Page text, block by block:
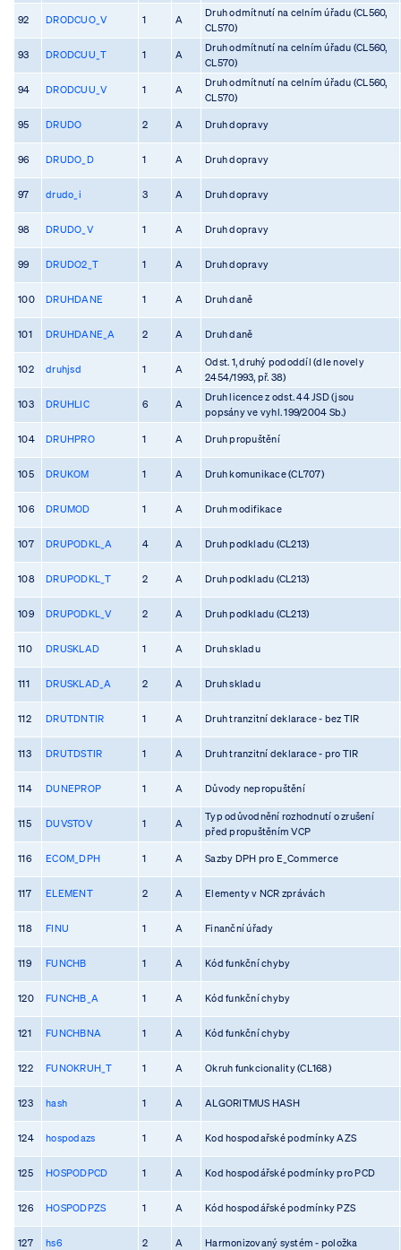
92 DRODCUO_V 1 A
Druh odmítnutí na celním úřadu (CL560,
CL570)
93 DRODCUU_T 1 A
Druh odmítnutí na celním úřadu (CL560,
CL570)
94 DRODCUU_V 1 A
Druh odmítnutí na celním úřadu (CL560,
CL570)
95 DRUDO 2 A Druh dopravy
96 DRUDO_D 1 A Druh dopravy
97 drudo_i 3 A Druh dopravy
98 DRUDO_V 1 A Druh dopravy
99 DRUDO2_T 1 A Druh dopravy
100 DRUHDANE 1 A Druh daně
101 DRUHDANE_A 2 A Druh daně
102 druhjsd 1 A
Odst. 1, druhý pododdíl (dle novely
2454/1993, př. 38)
103 DRUHLIC 6 A
Druh licence z odst. 44 JSD (jsou
popsány ve vyhl. 199/2004 Sb.)
104 DRUHPRO 1 A Druh propuštění
105 DRUKOM 1 A Druh komunikace (CL707)
106 DRUMOD 1 A Druh modifikace
107 DRUPODKL_A 4 A Druh podkladu (CL213)
108 DRUPODKL_T 2 A Druh podkladu (CL213)
109 DRUPODKL_V 2 A Druh podkladu (CL213)
110 DRUSKLAD 1 A Druh skladu
111 DRUSKLAD_A 2 A Druh skladu
112 DRUTDNTIR 1 A Druh tranzitní deklarace - bez TIR
113 DRUTDSTIR 1 A Druh tranzitní deklarace - pro TIR
114 DUNEPROP 1 A Důvody nepropuštění
115 DUVSTOV 1 A
Typ odůvodnění rozhodnutí o zrušení
před propuštěním VCP
116 ECOM_DPH 1 A Sazby DPH pro E_Commerce
117 ELEMENT 2 A Elementy v NCR zprávách
118 FINU 1 A Finanční úřady
119 FUNCHB 1 A Kód funkční chyby
120 FUNCHB_A 1 A Kód funkční chyby
121 FUNCHBNA 1 A Kód funkční chyby
122 FUNOKRUH_T 1 A Okruh funkcionality (CL168)
123 hash 1 A ALGORITMUS HASH
124 hospodazs 1 A Kod hospodařské podmínky AZS
125 HOSPODPCD 1 A Kod hospodářské podmínky pro PCD
126 HOSPODPZS 1 A Kód hospodářské podmínky PZS
127 hs6 2 A Harmonizovaný systém - položka